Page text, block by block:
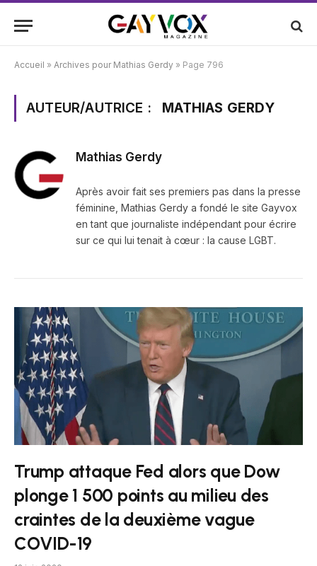
Accueil » Archives pour Mathias Gerdy » Page 796
AUTEUR/AUTRICE : MATHIAS GERDY
Mathias Gerdy
Après avoir fait ses premiers pas dans la presse
féminine, Mathias Gerdy a fondé le site Gayvox
en tant que journaliste indépendant pour écrire
sur ce qui lui tenait à cœur : la cause LGBT.
Trump attaque Fed alors que Dow
plonge 1 500 points au milieu des
craintes de la deuxième vague
COVID-19